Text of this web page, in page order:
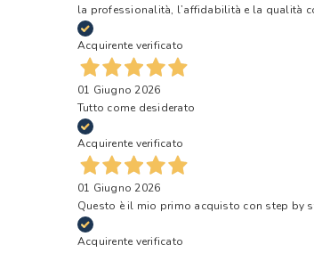
la professionalità, l’affidabilità e la qualità
Acquirente verificato
01 Giugno 2026
Tutto come desiderato
Acquirente verificato
01 Giugno 2026
Questo è il mio primo acquisto con step by
Acquirente verificato